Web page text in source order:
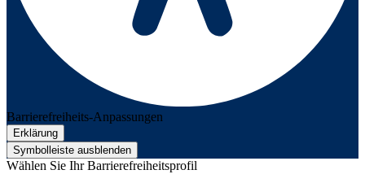
Barrierefreiheits-Anpassungen
Erklärung
Symbolleiste ausblenden
Wählen Sie Ihr Barrierefreiheitsprofil